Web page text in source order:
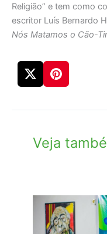
Religião” e tem como
escritor Luís Bernardo
Nós Matamos o Cão-
Veja